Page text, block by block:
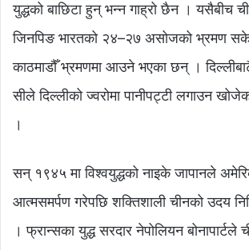
युद्धको बाछिटा हुन् भन्न गाह्रो छैन । यसैबीच
जिनपिङ भारतको २४–२७ असोजको भ्रमण
काठमाडौँ भ्रमणमा आउने भएका छन् ।
सीले दिल्लीको ज्वरोमा पानीपट्टी लगाउन
।
सन् १९४५ मा विश्वयुद्धको नाइके जापानले
आत्मसमर्पण गरेपछि शक्तिशाली चीनको उदय
। फ्रान्सका युद्ध सरदार नेपोलियन बोनापार्टले